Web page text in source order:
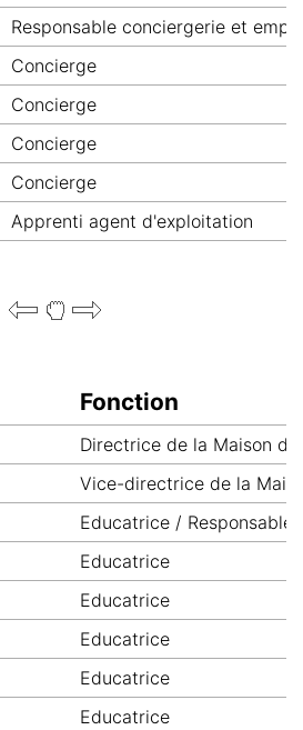
Responsable conciergerie et
Concierge
Concierge
Concierge
Concierge
Apprenti agent d'exploitation
Fonction
Directrice de la Maison
Vice-directrice de la
Educatrice / Responsable
Educatrice
Educatrice
Educatrice
Educatrice
Educatrice